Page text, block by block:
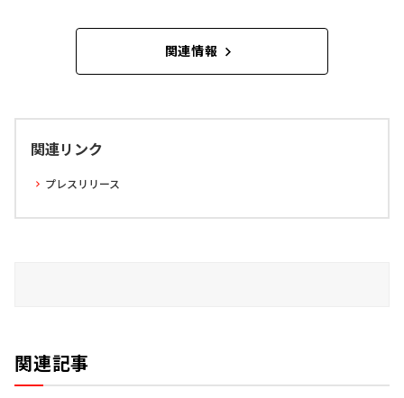
関連情報
関連リンク
プレスリリース
関連記事